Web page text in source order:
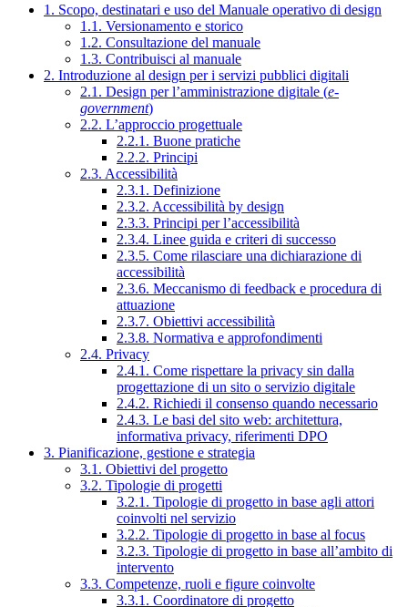
1. Scopo, destinatari e uso del Manuale operativo di design
1.1. Versionamento e storico
1.2. Consultazione del manuale
1.3. Contribuisci al manuale
2. Introduzione al design per i servizi pubblici digitali
2.1. Design per l’amministrazione digitale (e-
government)
2.2. L’approccio progettuale
2.2.1. Buone pratiche
2.2.2. Principi
2.3. Accessibilità
2.3.1. Definizione
2.3.2. Accessibilità by design
2.3.3. Principi per l’accessibilità
2.3.4. Linee guida e criteri di successo
2.3.5. Come rilasciare una dichiarazione di
accessibilità
2.3.6. Meccanismo di feedback e procedura di
attuazione
2.3.7. Obiettivi accessibilità
2.3.8. Normativa e approfondimenti
2.4. Privacy
2.4.1. Come rispettare la privacy sin dalla
progettazione di un sito o servizio digitale
2.4.2. Richiedi il consenso quando necessario
2.4.3. Le basi del sito web: architettura,
informativa privacy, riferimenti DPO
3. Pianificazione, gestione e strategia
3.1. Obiettivi del progetto
3.2. Tipologie di progetti
3.2.1. Tipologie di progetto in base agli attori
coinvolti nel servizio
3.2.2. Tipologie di progetto in base al focus
3.2.3. Tipologie di progetto in base all’ambito di
intervento
3.3. Competenze, ruoli e figure coinvolte
3.3.1. Coordinatore di progetto